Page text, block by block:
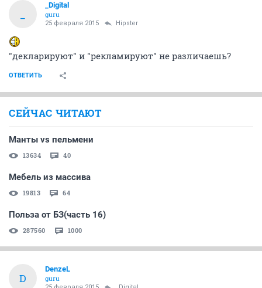
_Digital
guru
25 февраля 2015 Hipster
"декларируют" и "рекламируют" не различаешь?
ОТВЕТИТЬ
СЕЙЧАС ЧИТАЮТ
Манты vs пельмени
13634 40
Мебель из массива
19813 64
Польза от БЗ(часть 16)
287560 1000
D
DenzeL
guru